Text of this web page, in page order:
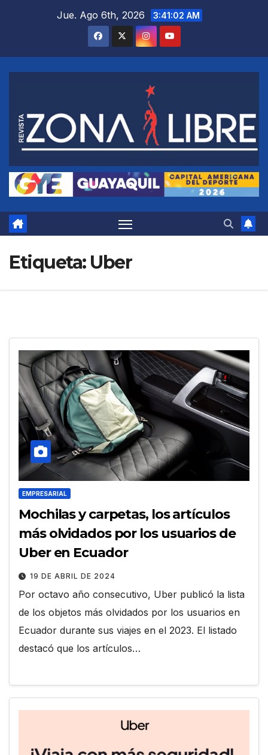
Jue. Ago 6th, 2026 3:41:04 AM
Etiqueta: Uber
EMPRESARIAL
Mochilas y carpetas, los artículos
más olvidados por los usuarios de
Uber en Ecuador
19 DE ABRIL DE 2024
Por octavo año consecutivo, Uber publicó la lista
de los objetos más olvidados por los usuarios en
Ecuador durante sus viajes en el 2023. El listado
destacó que los artículos…